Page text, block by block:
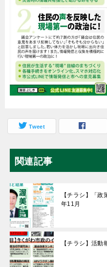
Tweet
関連記事
【チラシ】「
年11月
【チラシ】活動